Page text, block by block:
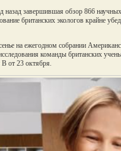
назад завершившая обзор 866
британских экологов крайне
на ежегодном собрании
команды британских
от 23 октября.